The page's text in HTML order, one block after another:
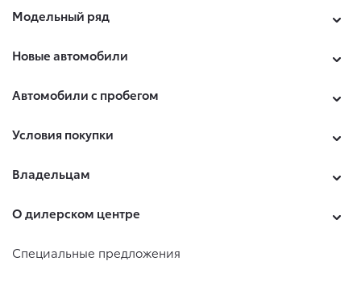
Модельный ряд
Новые автомобили
Автомобили с пробегом
Условия покупки
Владельцам
О дилерском центре
Специальные предложения